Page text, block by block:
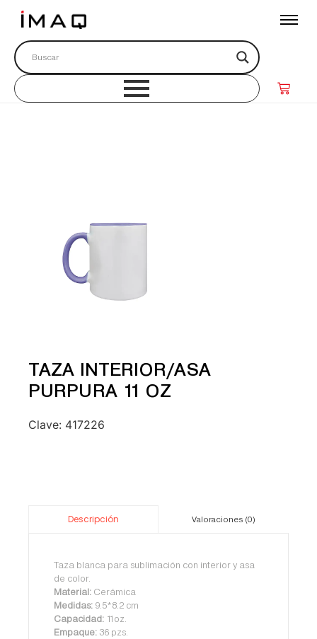
TAZA INTERIOR/ASA
PURPURA 11 OZ
Clave: 417226
Descripción Valoraciones (0)
Taza blanca para sublimación con interior y asa
de color.
Material: Cerámica
Medidas: 9.5*8.2 cm
Capacidad: 11oz.
Empaque: 36 pzs.